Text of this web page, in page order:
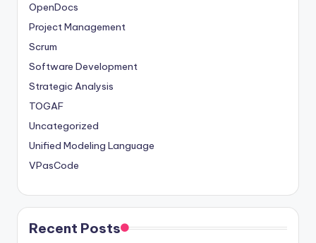
OpenDocs
Project Management
Scrum
Software Development
Strategic Analysis
TOGAF
Uncategorized
Unified Modeling Language
VPasCode
Recent Posts